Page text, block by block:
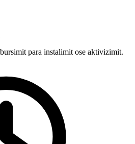
para instalimit ose aktivizimit.